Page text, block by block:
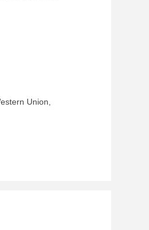
des UAV
Union,